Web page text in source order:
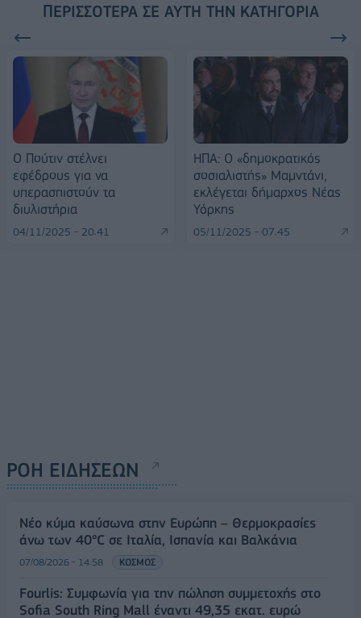
ΠΕΡΙΣΣΌΤΕΡΑ ΣΕ ΑΥΤΉ ΤΗΝ ΚΑΤΗΓΟΡΊΑ
O Πούτιν στέλνει
εφέδρους για να
υπερασπιστούν τα
διυλιστήρια
04/11/2025 - 20:41
ΗΠΑ: Ο «δημοκρατικός
σοσιαλιστής» Μαμντάνι,
εκλέγεται δήμαρχος Νέας
Υόρκης
05/11/2025 - 07:45
ΡΟΗ ΕΙΔΗΣΕΩΝ
Νέο κύμα καύσωνα στην Ευρώπη – Θερμοκρασίες
άνω των 40°C σε Ιταλία, Ισπανία και Βαλκάνια
07/08/2026 - 14:58 ΚΟΣΜΟΣ
Fourlis: Συμφωνία για την πώληση συμμετοχής στο
Sofia South Ring Mall έναντι 49,35 εκατ. ευρώ